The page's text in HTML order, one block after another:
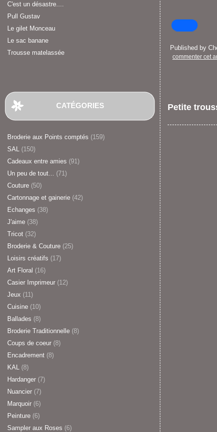
C'est un désastre....
Pull Gustav
Le gilet Monceau
Le sac banane
Trousse matelassée
CATÉGORIES
Broderie aux Points comptés (159)
SAL (150)
Cadeaux entre amies (91)
Un peu de tout... (71)
Couture (50)
Cartonnage et gainerie (42)
Echanges (38)
J'aime (38)
Tricot (32)
Broderie & Couture (25)
Loisirs créatifs (17)
Art Floral (16)
Casier Imprimeur (12)
Jeux (11)
Cuisine (10)
Ballades (8)
Broderie Traditionnelle (8)
Coups de coeur (8)
Encadrement (8)
KAL (8)
Hardanger (7)
Nuancier (7)
Marquoir (6)
Peinture (6)
Sampler aux Roses (6)
Published by
commenter cet
Petite